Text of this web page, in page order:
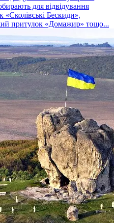
для відвідування
Бескиди»,
притулок «Домажир» тощо...